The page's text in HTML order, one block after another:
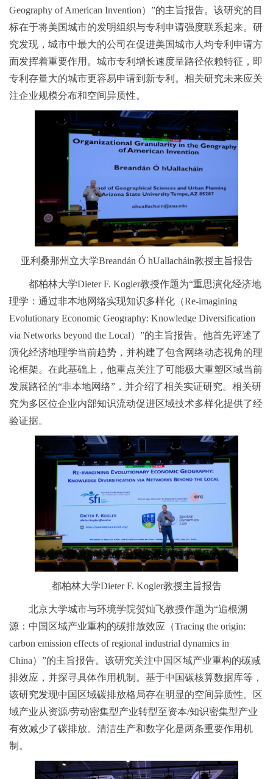
Geography of American Invention）”的主旨报告。该研究的目
标在于将美国城市的发明组织与专利申请强度联系起来。研
究发现，城市中最大的公司在促进美国城市人均专利申请方
面发挥着重要作用。城市专利增长速度呈路径依赖特征，即
专利存量大的城市更容易申请到新专利。相关研究未来应关
注企业规模分布和空间异质性。
亚利桑那州立大学Breandán Ó hUallacháin教授主旨报告
都柏林大学Dieter F. Kogler教授作题为“重思演化经济地
理学：通过非本地网络实现知识多样化（Re-imagining
Evolutionary Economic Geography: Knowledge Diversification
via Networks beyond the Local）”的主旨报告。他首先评述了
演化经济地理学当前趋势，并构建了包含网络动态视角的理
论框架。在此基础上，他重点关注了可能极大重塑区域当前
发展路径的“非本地网络”，并介绍了相关实证研究。相关研
究为多区位企业内部知识流动促进区域技术多样化提供了经
验证据。
都柏林大学Dieter F. Kogler教授主旨报告
北京大学城市与环境学院贺灿飞教授作题为“追根溯
源：中国区域产业重构的碳排放效应（Tracing the origin:
carbon emission effects of regional industrial dynamics in
China）”的主旨报告。该研究关注中国区域产业重构的碳减
排效应，并探寻具体作用机制。基于中国碳核算数据库等，
该研究发现中国区域碳排放格局存在明显的空间异质性。区
域产业从资源/劳动密集型产业转型至资本/知识密集型产业
有效减少了碳排放。清洁生产和数字化是两条重要作用机
制。